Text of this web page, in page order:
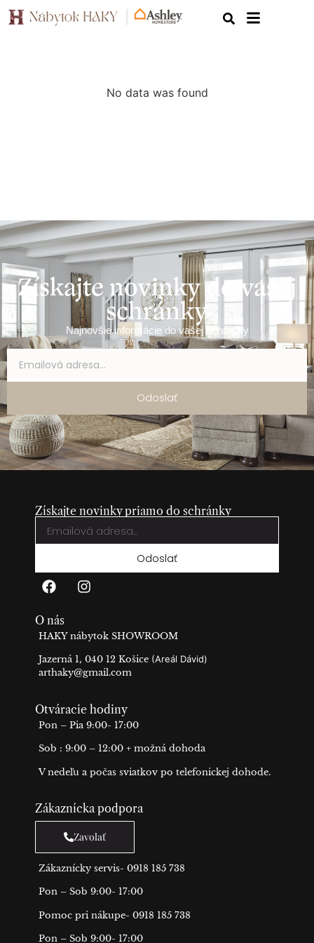
No data was found
Získajte novinky do vašej
schránky
Najnovšie informácie do vašej schránky
Odoslať
Získajte novinky priamo do schránky
Odoslať
O nás
HAKY nábytok SHOWROOM
Jazerná 1, 040 12 Košice (Areál Dávid)
arthaky@gmail.com
Otváracie hodiny
Pon – Pia 9:00- 17:00
Sob : 9:00 – 12:00 + možná dohoda
V nedeľu a počas sviatkov po telefonickej dohode.
Zákaznícka podpora
Zavolať
Zákaznícky servis- 0918 185 738
Pon – Sob 9:00- 17:00
Pomoc pri nákupe- 0918 185 738
Pon – Sob 9:00- 17:00